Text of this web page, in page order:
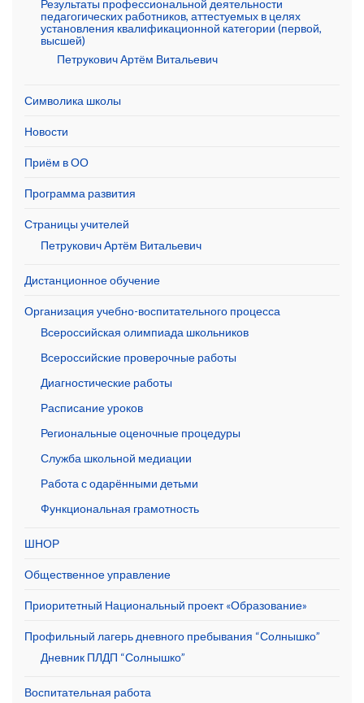
Результаты профессиональной деятельности
педагогических работников, аттестуемых в целях
установления квалификационной категории (первой,
высшей)
Петрукович Артём Витальевич
Символика школы
Новости
Приём в ОО
Программа развития
Страницы учителей
Петрукович Артём Витальевич
Дистанционное обучение
Организация учебно-воспитательного процесса
Всероссийская олимпиада школьников
Всероссийские проверочные работы
Диагностические работы
Расписание уроков
Региональные оценочные процедуры
Служба школьной медиации
Работа с одарёнными детьми
Функциональная грамотность
ШНОР
Общественное управление
Приоритетный Национальный проект «Образование»
Профильный лагерь дневного пребывания “Солнышко”
Дневник ПЛДП “Солнышко”
Воспитательная работа